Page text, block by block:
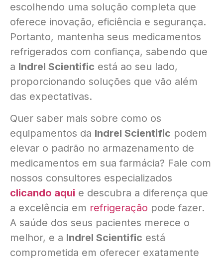
escolhendo uma solução completa que
oferece inovação, eficiência e segurança.
Portanto, mantenha seus medicamentos
refrigerados com confiança, sabendo que
a Indrel Scientific está ao seu lado,
proporcionando soluções que vão além
das expectativas.
Quer saber mais sobre como os
equipamentos da Indrel Scientific podem
elevar o padrão no armazenamento de
medicamentos em sua farmácia? Fale com
nossos consultores especializados
clicando aqui e descubra a diferença que
a excelência em refrigeração pode fazer.
A saúde dos seus pacientes merece o
melhor, e a Indrel Scientific está
comprometida em oferecer exatamente